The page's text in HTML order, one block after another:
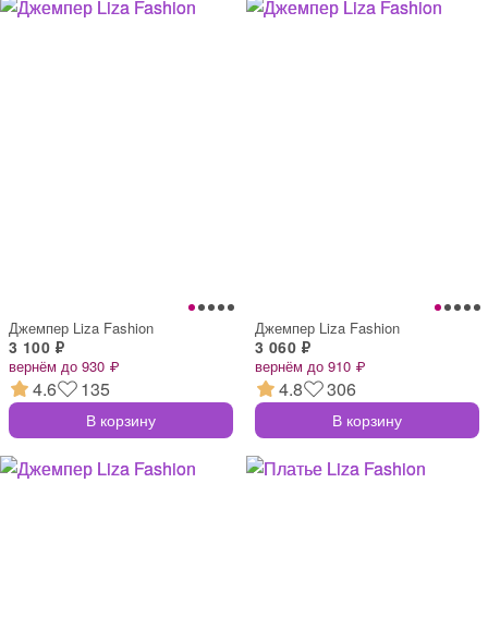
Джемпер Liza Fashion
3 100 ₽
вернём до 930 ₽
4.6 135
В корзину
Джемпер Liza Fashion
3 060 ₽
вернём до 910 ₽
4.8 306
В корзину